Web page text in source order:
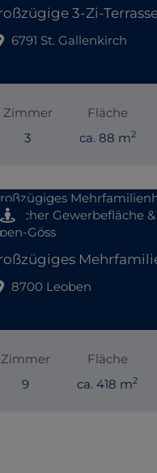
6791 St. Gallenkirch
Zimmer
3
Fläche
ca. 88 m2
8700 Leoben
Zimmer
9
Fläche
ca. 418 m2